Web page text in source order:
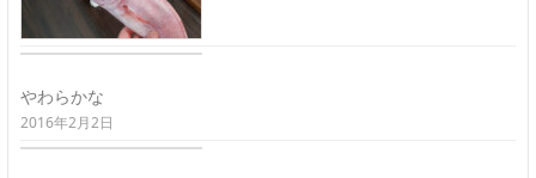
やわらかな
2016年2月2日